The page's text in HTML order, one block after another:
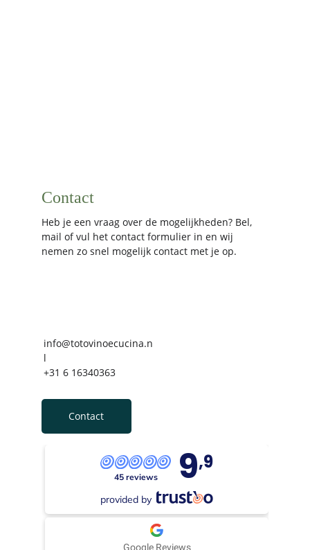
info@totovinoecucina.n
l
+31 6 16340363
Heb je een vraag over de mogelijkheden? Bel,
mail of vul het contact formulier in en wij
nemen zo snel mogelijk contact met je op.
Contact
Contact